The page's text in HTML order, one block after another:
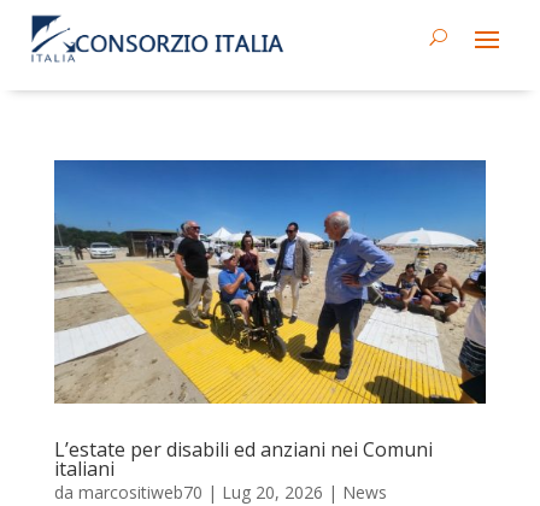
L’estate per disabili ed anziani nei Comuni
italiani
da marcositiweb70 | Lug 20, 2026 | News